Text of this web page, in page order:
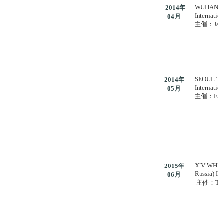
2014年
04月
I
主催：
2014年
05月
SEOUL
I
主催：
2015年
06月
XIV
Russia) I
主催：